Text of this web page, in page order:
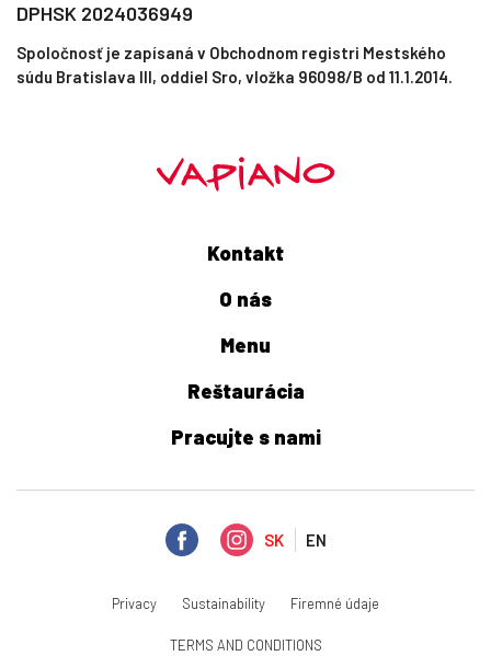
DPHSK 2024036949
Spoločnosť je zapísaná v Obchodnom registri Mestského
súdu Bratislava III, oddiel Sro, vložka 96098/B od 11.1.2014.
Kontakt
O nás
Menu
Reštaurácia
Pracujte s nami
SK EN
Privacy Sustainability Firemné údaje
TERMS AND CONDITIONS